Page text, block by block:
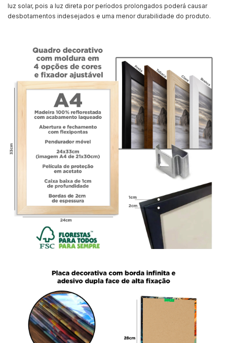
luz solar, pois a luz direta por períodos prolongados poderá causar
desbotamentos indesejados e uma menor durabilidade do produto.